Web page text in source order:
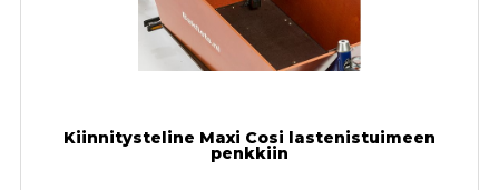
Kiinnitysteline Maxi Cosi lastenistuimeen
penkkiin